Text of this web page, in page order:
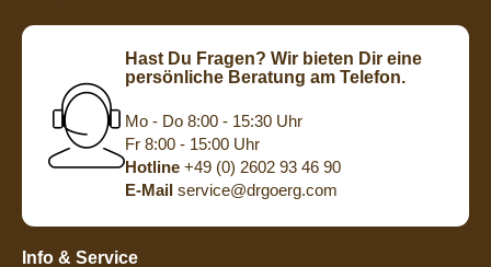
Hast Du Fragen? Wir bieten Dir eine
persönliche Beratung am Telefon.
Mo - Do 8:00 - 15:30 Uhr
Fr 8:00 - 15:00 Uhr
Hotline+49 (0) 2602 93 46 90
E-Mailservice@drgoerg.com
Info & Service